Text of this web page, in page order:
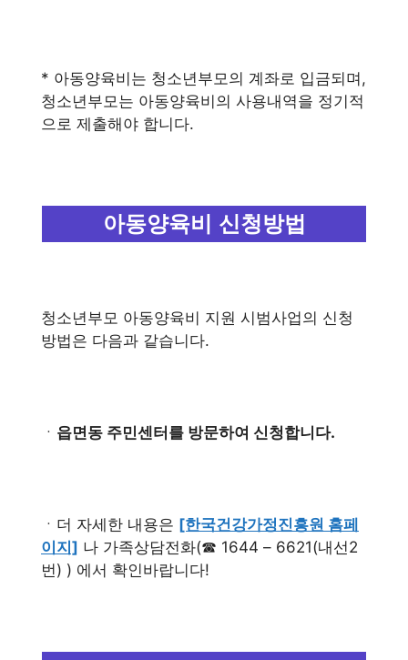
* 아동양육비는 청소년부모의 계좌로 입금되며,
청소년부모는 아동양육비의 사용내역을 정기적
으로 제출해야 합니다.
아동양육비 신청방법
청소년부모 아동양육비 지원 시범사업의 신청
방법은 다음과 같습니다.
ㆍ 읍면동 주민센터를 방문하여 신청합니다.
ㆍ더 자세한 내용은 [한국건강가정진흥원 홈페
이지] 나 가족상담전화(☎ 1644 – 6621(내선2
번) ) 에서 확인바랍니다!